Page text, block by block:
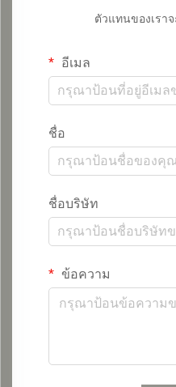
ตัวแทนของเรา
อีเมล
ชื่อ
ชื่อบริษัท
ข้อความ